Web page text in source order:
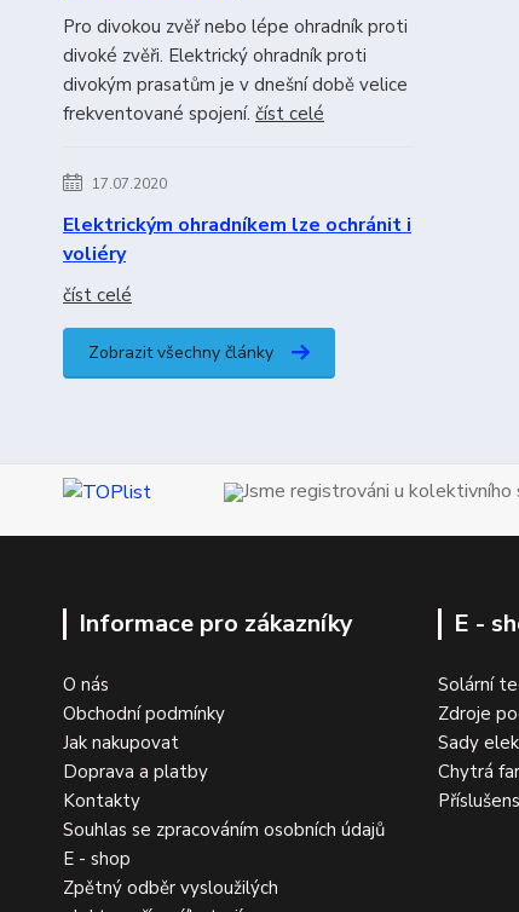
Pro divokou zvěř nebo lépe ohradník proti
divoké zvěři. Elektrický ohradník proti
divokým prasatům je v dnešní době velice
frekventované spojení. číst celé
17.07.2020
Elektrickým ohradníkem lze ochránit i
voliéry
číst celé
Zobrazit všechny články
Jsme registrováni u
Informace pro zákazníky
O nás
Obchodní podmínky
Jak nakupovat
Doprava a platby
Kontakty
Souhlas se zpracováním osobních údajů
E - shop
Zpětný odběr vysloužilých
E -
Solární
Zdroje
Sady
Chytrá